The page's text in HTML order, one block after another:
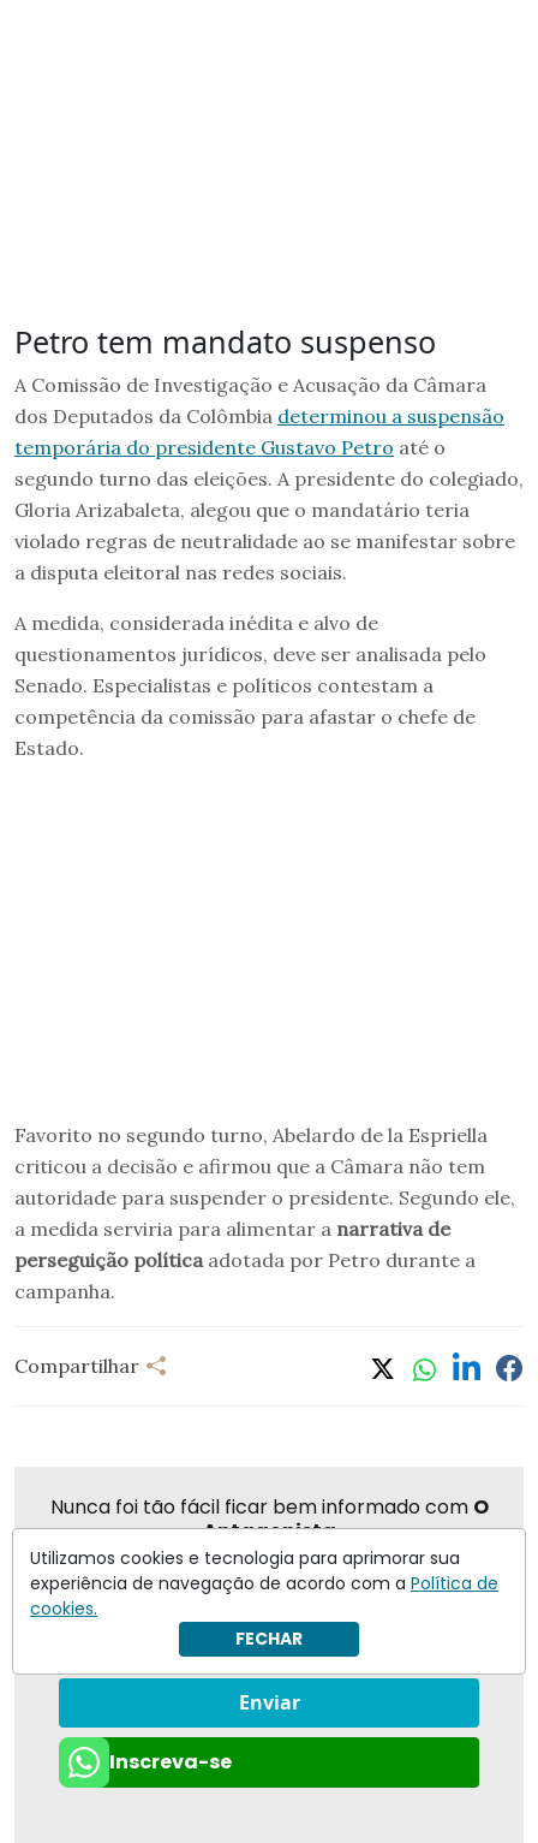
Petro tem mandato suspenso
A Comissão de Investigação e Acusação da Câmara
dos Deputados da Colômbia determinou a suspensão
temporária do presidente Gustavo Petro até o
segundo turno das eleições. A presidente do colegiado,
Gloria Arizabaleta, alegou que o mandatário teria
violado regras de neutralidade ao se manifestar sobre
a disputa eleitoral nas redes sociais.
A medida, considerada inédita e alvo de
questionamentos jurídicos, deve ser analisada pelo
Senado. Especialistas e políticos contestam a
competência da comissão para afastar o chefe de
Estado.
Favorito no segundo turno, Abelardo de la Espriella
criticou a decisão e afirmou que a Câmara não tem
autoridade para suspender o presidente. Segundo ele,
a medida serviria para alimentar a narrativa de
perseguição política adotada por Petro durante a
campanha.
Compartilhar
Nunca foi tão fácil ficar bem informado com O
Antagonista
Eu concordo em receber notificações | Para obter mais
informações reveja nossaPolítica de Privacidade
Enviar
Inscreva-se
Utilizamos cookies e tecnologia para aprimorar sua
experiência de navegação de acordo com a Política de
cookies.
FECHAR